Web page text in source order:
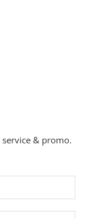
& promo.